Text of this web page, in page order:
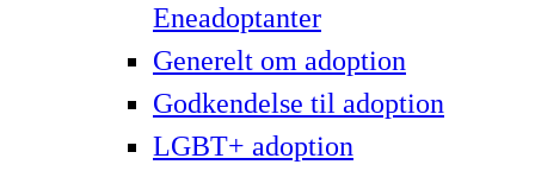
Eneadoptanter
Generelt om adoption
Godkendelse til adoption
LG­BT+ adoption